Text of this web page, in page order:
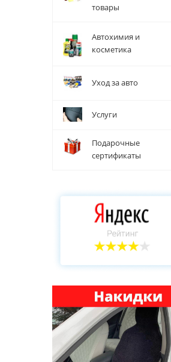
товары
Автохимия и
косметика
Уход за авто
Услуги
Подарочные
сертификаты